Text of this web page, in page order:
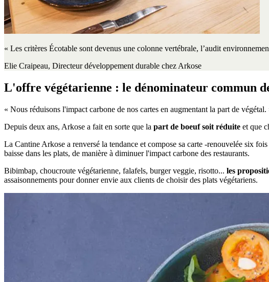
« Les critères Écotable sont devenus une colonne vertébrale, l’audit
Elie Craipeau, Directeur développement durable chez Arkose
L'offre végétarienne : le dénominateur commun
« Nous réduisons l'impact carbone de nos cartes en augmentant la part de
Depuis deux ans, Arkose a fait en sorte que la part de boeuf soit réduite et que
La Cantine Arkose a renversé la tendance et compose sa carte -renouvelée six
baisse dans les plats, de manière à diminuer l'impact carbone des restaurants.
Bibimbap, choucroute végétarienne, falafels, burger veggie, risotto... les
assaisonnements pour donner envie aux clients de choisir des plats végétariens.